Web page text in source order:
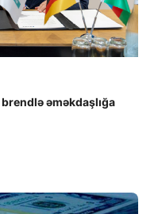
əməkdaşlığa